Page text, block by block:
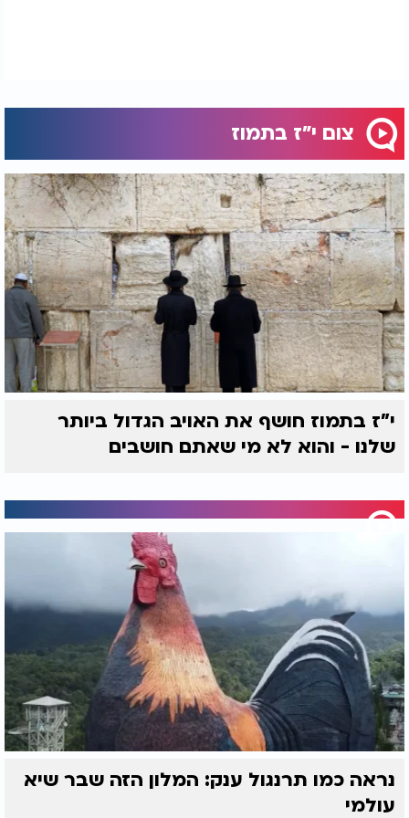
צום י"ז בתמוז
י"ז בתמוז חושף את האויב הגדול ביותר
שלנו - והוא לא מי שאתם חושבים
נראה כמו תרנגול ענק: המלון הזה שבר שיא
עולמי